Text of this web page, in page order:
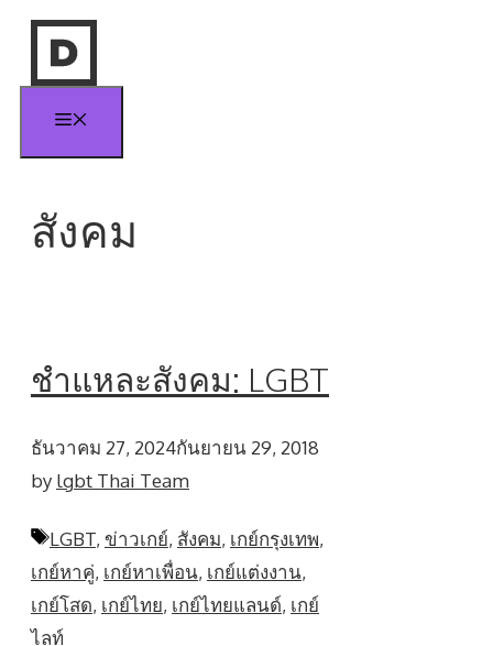
Skip
content
สังคม
ชำแหละสังคม: LGBT
ธันวาคม 27, 2024กันยายน 29, 2018
by lgbt Thai Team
Tags
LGBT, ข่าวเกย์, สังคม, เกย์กรุงเทพ,
เกย์หาคู่, เกย์หาเพื่อน, เกย์แต่งงาน,
เกย์โสด, เกย์ไทย, เกย์ไทยแลนด์, เกย์
ไลท์